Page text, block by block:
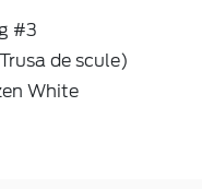
#3
de scule)
White